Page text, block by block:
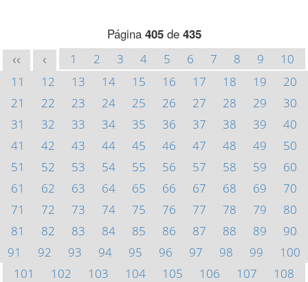
Página 405de 435
<< < 1 2 3 4 5 6 7 8 9
10
11
12 13 14 15 16 17 18 19
20
21
22 23 24 25 26 27 28 29
30
31
32 33 34 35 36 37 38 39
40
41
42 43 44 45 46 47 48 49
50
51
52 53 54 55 56 57 58 59
60
61
62 63 64 65 66 67 68 69
70
71
72 73 74 75 76 77 78 79
80
81
82 83 84 85 86 87 88 89
90
91
92 93 94 95 96 97 98 99
100
101
102 103 104 105 106 107
108